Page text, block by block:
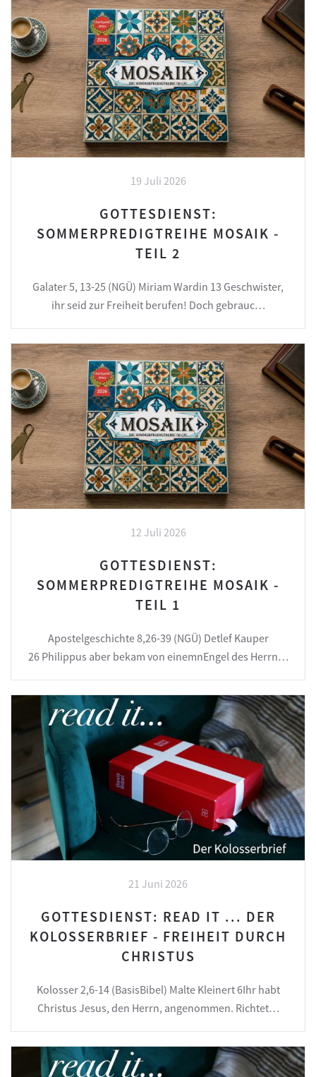
19 Juli 2026
GOTTESDIENST:
SOMMERPREDIGTREIHE MOSAIK -
TEIL 2
Galater 5, 13-25 (NGÜ) Miriam Wardin 13 Geschwister,
ihr seid zur Freiheit berufen! Doch gebrauc…
12 Juli 2026
GOTTESDIENST:
SOMMERPREDIGTREIHE MOSAIK -
TEIL 1
Apostelgeschichte 8,26-39 (NGÜ) Detlef Kauper
26 Philippus aber bekam von einemnEngel des Herrn…
21 Juni 2026
GOTTESDIENST: READ IT ... DER
KOLOSSERBRIEF - FREIHEIT DURCH
CHRISTUS
Kolosser 2,6-14 (BasisBibel) Malte Kleinert 6Ihr habt
Christus Jesus, den Herrn, angenommen. Richtet…